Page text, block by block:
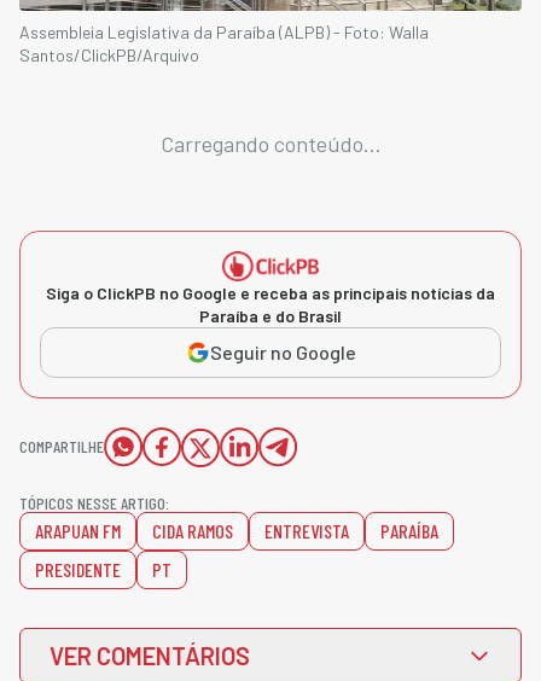
Assembleia Legislativa da Paraíba (ALPB) - Foto: Walla
Santos/ClickPB/Arquivo
Carregando conteúdo...
Siga o ClickPB no Google e receba as principais notícias da
Paraíba e do Brasil
Seguir no Google
COMPARTILHE
TÓPICOS NESSE ARTIGO:
ARAPUAN FM CIDA RAMOS ENTREVISTA
PARAÍBA
PRESIDENTE
PT
VER COMENTÁRIOS